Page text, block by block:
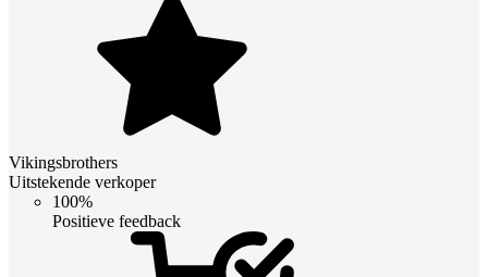
Vikingsbrothers
Uitstekende verkoper
100%
Positieve feedback